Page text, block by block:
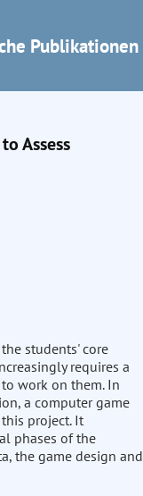
Publikationen
Assess
students' core
requires a
work on them. In
a computer game
project. It
phases of the
the game design and